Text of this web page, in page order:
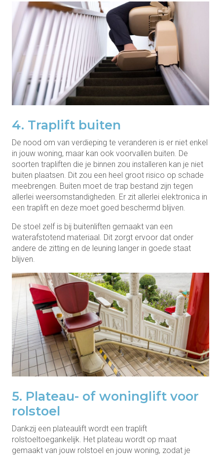
4. Traplift buiten
De nood om van verdieping te veranderen is er niet enkel
in jouw woning, maar kan ook voorvallen buiten. De
soorten trapliften die je binnen zou installeren kan je niet
buiten plaatsen. Dit zou een heel groot risico op schade
meebrengen. Buiten moet de trap bestand zijn tegen
allerlei weersomstandigheden. Er zit allerlei elektronica in
een traplift en deze moet goed beschermd blijven.
De stoel zelf is bij buitenliften gemaakt van een
waterafstotend materiaal. Dit zorgt ervoor dat onder
andere de zitting en de leuning langer in goede staat
blijven.
5. Plateau- of woninglift voor
rolstoel
Dankzij een plateaulift wordt een traplift
rolstoeltoegankelijk. Het plateau wordt op maat
gemaakt van jouw rolstoel en jouw woning, zodat je